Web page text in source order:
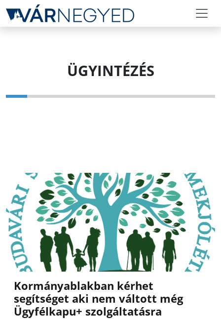
ÜGYINTÉZÉS
Kormányablakban kérhet
segítséget aki nem váltott még
Ügyfélkapu+ szolgáltatásra